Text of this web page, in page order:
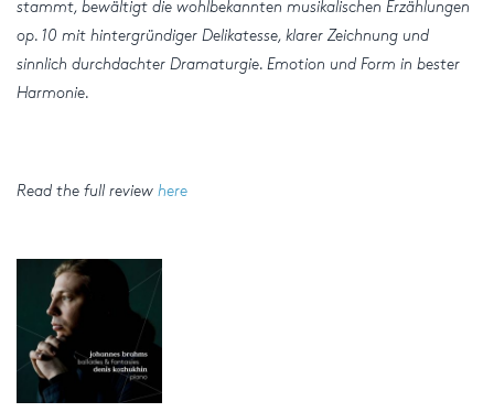
stammt, bewältigt die wohlbekannten musikalischen Erzählungen
op. 10 mit hintergründiger Delikatesse, klarer Zeichnung und
sinnlich durchdachter Dramaturgie. Emotion und Form in bester
Harmonie.
Read the full review here